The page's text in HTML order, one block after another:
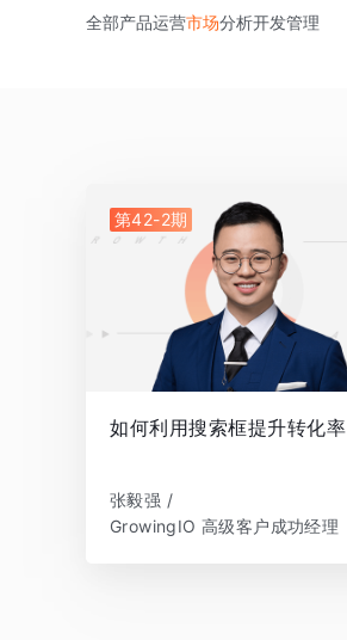
全部产品运营市场分析开发管理
第42-2期
如何利用搜索框提升转化率
张毅强 /
GrowingIO 高级客户成功经理